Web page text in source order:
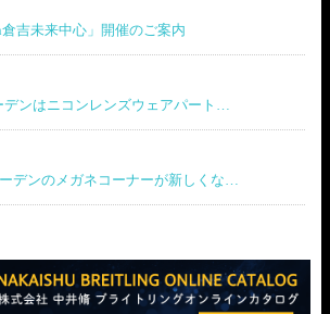
倉吉未来中心」開催のご案内
デンはニコンレンズウェアパート…
デンのメガネコーナーが新しくな…